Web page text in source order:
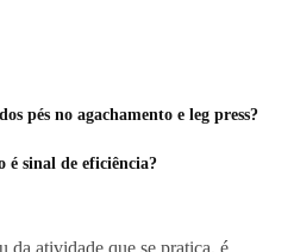
pés no agachamento e leg press?
é sinal de eficiência?
da atividade que se pratica, é